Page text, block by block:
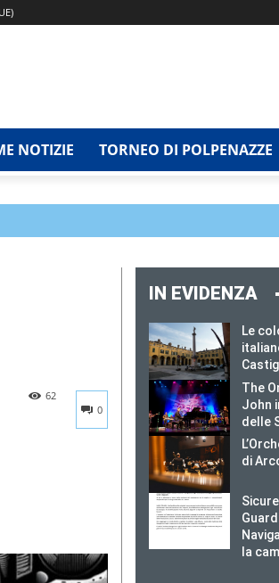
NOTIZIE TORNEO DI POLPENAZZE
0
62
IN EVIDENZA
Le
The
John
delle
di
la